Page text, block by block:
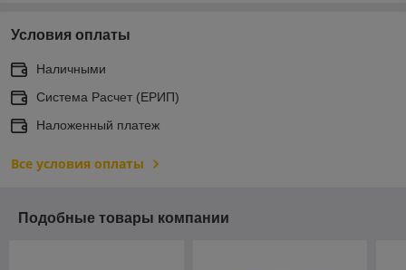
Условия оплаты
Наличными
Система Расчет (ЕРИП)
Наложенный платеж
Все условия оплаты
Подобные товары компании